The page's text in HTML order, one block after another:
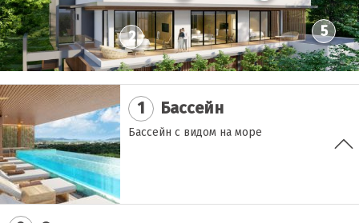
2 5
1 Бассейн
Бассейн с видом на море